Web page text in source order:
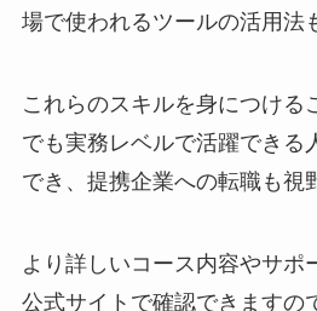
場で使われるツールの活用法
これらのスキルを身につける
でも実務レベルで活躍できる
でき、提携企業への転職も視
より詳しいコース内容やサポ
公式サイトで確認できますの